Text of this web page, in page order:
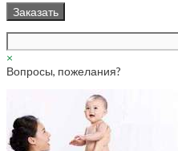
×
Вопросы, пожелания?